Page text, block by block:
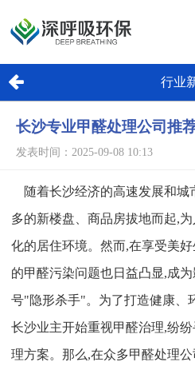
行业
长沙专业甲醛处理公司推
发表时间：2025-09-08 10:13
随着长沙经济的高速发展和城
多的新楼盘、商品房拔地而起,
化的居住环境。然而,在享受美
的甲醛污染问题也日益凸显,成
号"隐形杀手"。为了打造健康、
长沙业主开始重视甲醛治理,纷
理方案。那么,在众多甲醛处理